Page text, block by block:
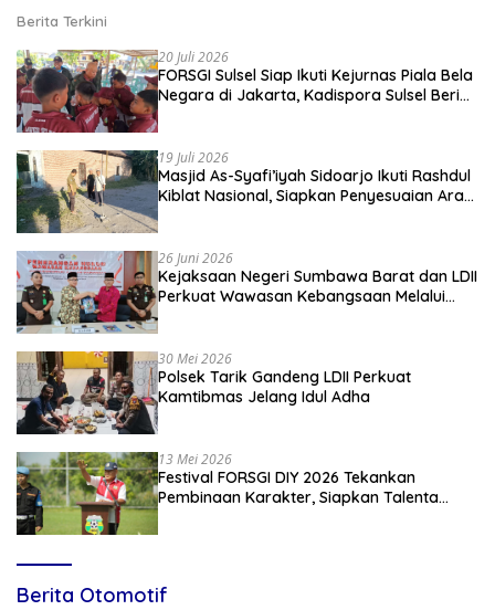
Berita Terkini
20 Juli 2026
FORSGI Sulsel Siap Ikuti Kejurnas Piala Bela
Negara di Jakarta, Kadispora Sulsel Beri
19 Juli 2026
Masjid As-Syafi’iyah Sidoarjo Ikuti Rashdul
Kiblat Nasional, Siapkan Penyesuaian Arah
26 Juni 2026
Kejaksaan Negeri Sumbawa Barat dan LDII
Perkuat Wawasan Kebangsaan Melalui
30 Mei 2026
Polsek Tarik Gandeng LDII Perkuat
Kamtibmas Jelang Idul Adha
13 Mei 2026
Festival FORSGI DIY 2026 Tekankan
Pembinaan Karakter, Siapkan Talenta
Berita Otomotif